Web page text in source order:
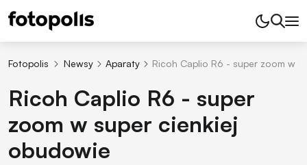
Fotopolis Newsy Aparaty Ricoh Caplio R6 - super zoom w
Ricoh Caplio R6 - super
zoom w super cienkiej
obudowie